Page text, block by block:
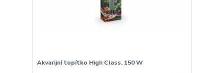
Akvarijní topítko High Class, 150 W